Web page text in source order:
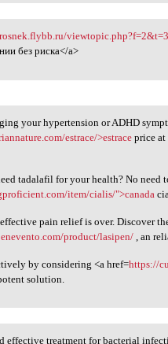
без риска</a>
your
your hypertension or ADHD
estrace/>estrace price at
tadalafil for your health? No need
item/cialis/">canada
pain relief is over. Discover
product/lasipen/ , an
by considering <a href=https://
solution.
effective treatment for bacterial